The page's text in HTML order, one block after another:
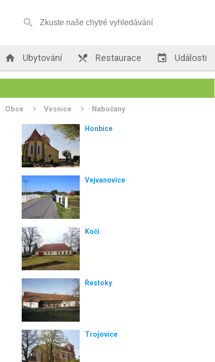

 Ubytování  Restaurace  Události
Obce Vesnice Nabočany
Honbice
Vejvanovice
Kočí
Řestoky
Trojovice